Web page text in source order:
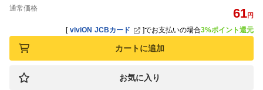
通常価格 61円
[ viviON JCBカード ]でお支払いの場合3%ポイント還元
カートに追加
お気に入り